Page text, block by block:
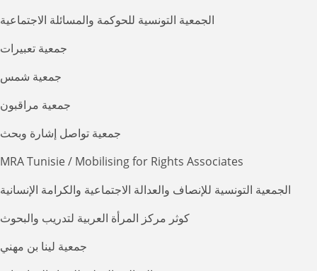
الجمعية التونسية للحوكمة والمسائلة الاجتماعية
جمعية تعبيرات
جمعية شمس
جمعية مراقبون
جمعية تواصل إشارة وبحث
MRA Tunisie / Mobilising for Rights Associates
الجمعية التونسية للإنصاف والعدالة الاجتماعية والكرامة الإنسانية
كوثر مركز المرأة العربية لتدريب والبحوث
جمعية لينا بن مهني